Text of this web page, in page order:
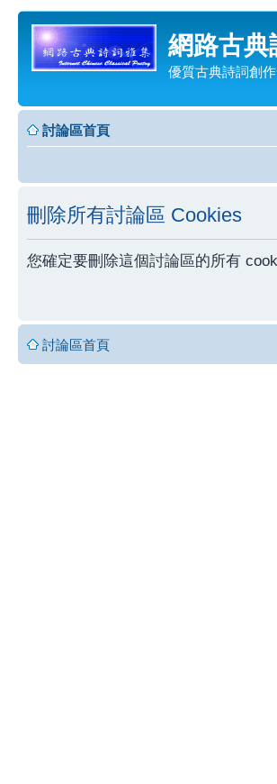
網路古典
優質古典詩詞創作
討論區首頁
刪除所有討論區 Cookies
您確定要刪除這個討論區的所有
討論區首頁